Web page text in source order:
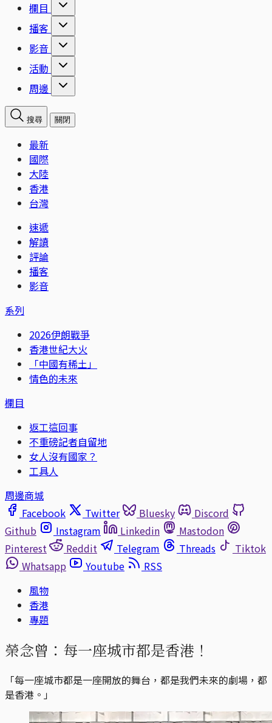
欄目
播客
影音
活動
周邊
搜尋 關閉
最新
國際
大陸
香港
台灣
速遞
解讀
評論
播客
影音
系列
2026伊朗戰爭
香港世紀大火
「中國有稀土」
情色的未來
欄目
返工這回事
不重磅記者自留地
女人沒有國家？
工具人
周邊商城
Facebook
Twitter Bluesky
Discord
Github
Instagram Linkedin
Mastodon
Pinterest
Reddit Telegram Threads
Tiktok
Whatsapp
Youtube
RSS
風物
香港
專題
榮念曾：每一座城市都是香港！
「每一座城巿都是一座開放的舞台，都是我們未來的劇場，都
是香港。」